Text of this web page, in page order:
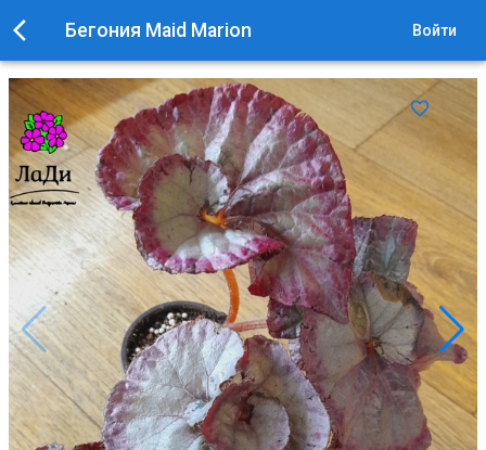
Бегония Maid Marion Войти